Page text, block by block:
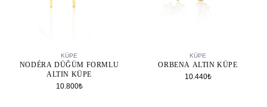
KÜPE
NODÉRA DÜĞÜM FORMLU
ALTIN KÜPE
10.800₺
KÜPE
ORBENA ALTIN KÜPE
10.440₺